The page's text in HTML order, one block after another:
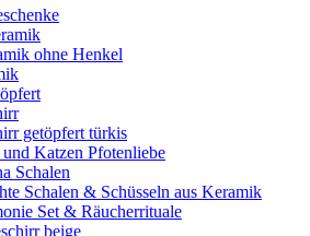
ohne Henkel
getöpfert türkis
Katzen Pfotenliebe
Schalen
Schalen & Schüsseln aus Keramik
Set & Räucherrituale
beige